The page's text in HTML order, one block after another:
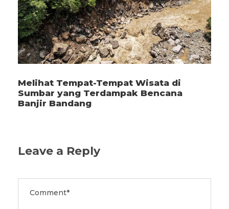
Melihat Tempat-Tempat Wisata di
Sumbar yang Terdampak Bencana
Banjir Bandang
Leave a Reply